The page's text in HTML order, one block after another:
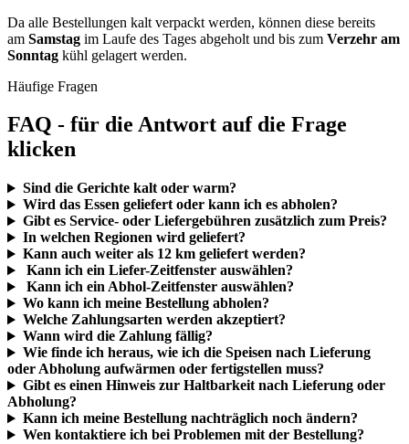
Da alle Bestellungen kalt verpackt werden, können diese bereits
am Samstag im Laufe des Tages abgeholt und bis zum Verzehr am
Sonntag kühl gelagert werden.
Häufige Fragen
FAQ - für die Antwort auf die Frage
klicken
Sind die Gerichte kalt oder warm?
Wird das Essen geliefert oder kann ich es abholen?
Gibt es Service- oder Liefergebühren zusätzlich zum Preis?
In welchen Regionen wird geliefert?
Kann auch weiter als 12 km geliefert werden?
Kann ich ein Liefer-Zeitfenster auswählen?
Kann ich ein Abhol-Zeitfenster auswählen?
Wo kann ich meine Bestellung abholen?
Welche Zahlungsarten werden akzeptiert?
Wann wird die Zahlung fällig?
Wie finde ich heraus, wie ich die Speisen nach Lieferung
oder Abholung aufwärmen oder fertigstellen muss?
Gibt es einen Hinweis zur Haltbarkeit nach Lieferung oder
Abholung?
Kann ich meine Bestellung nachträglich noch ändern?
Wen kontaktiere ich bei Problemen mit der Bestellung?